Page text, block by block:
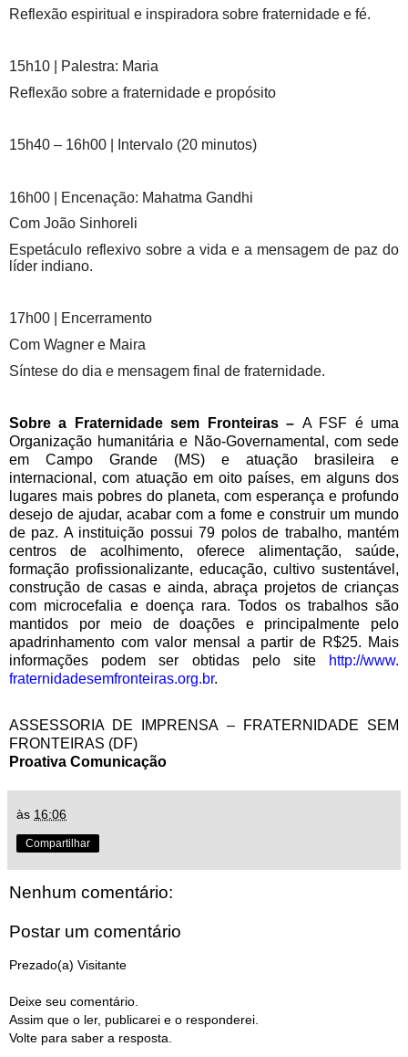
Reflexão espiritual e inspiradora sobre fraternidade e fé.
15h10 | Palestra: Maria
Reflexão sobre a fraternidade e propósito
15h40 – 16h00 | Intervalo (20 minutos)
16h00 | Encenação: Mahatma Gandhi
Com João Sinhoreli
Espetáculo reflexivo sobre a vida e a mensagem de paz do
líder indiano.
17h00 | Encerramento
Com Wagner e Maira
Síntese do dia e mensagem final de fraternidade.
Sobre a Fraternidade sem Fronteiras – A FSF é uma
Organização humanitária e Não-Governamental, com sede
em Campo Grande (MS) e atuação brasileira e
internacional, com atuação em oito países, em alguns dos
lugares mais pobres do planeta, com esperança e profundo
desejo de ajudar, acabar com a fome e construir um mundo
de paz. A instituição possui 79 polos de trabalho, mantém
centros de acolhimento, oferece alimentação, saúde,
formação profissionalizante, educação, cultivo sustentável,
construção de casas e ainda, abraça projetos de crianças
com microcefalia e doença rara. Todos os trabalhos são
mantidos por meio de doações e principalmente pelo
apadrinhamento com valor mensal a partir de R$25. Mais
informações podem ser obtidas pelo site
http://www.
fraternidadesemfronteiras.org.br.
ASSESSORIA DE IMPRENSA – FRATERNIDADE SEM
FRONTEIRAS (DF)
Proativa Comunicação
às 16:06
Compartilhar
Nenhum comentário:
Postar um comentário
Prezado(a) Visitante
Deixe seu comentário.
Assim que o ler, publicarei e o responderei.
Volte para saber a resposta.